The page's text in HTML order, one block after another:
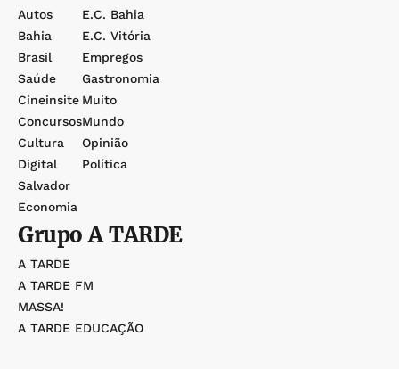
Autos
Bahia
Brasil
Saúde
Cineinsite
Concursos
Cultura
Digital
Salvador
Economia
E.c. Bahia
E.c. Vitória
Empregos
Gastronomia
Muito
Mundo
Opinião
Política
GrupoA TARDE
A TARDE
A TARDE FM
MASSA!
A TARDE EDUCAÇÃO